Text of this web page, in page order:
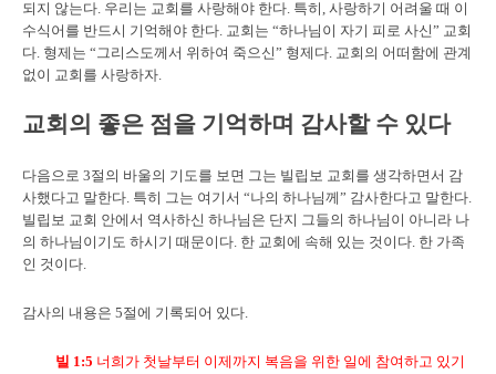
되지 않는다. 우리는 교회를 사랑해야 한다. 특히, 사랑하기 어려울 때 이
수식어를 반드시 기억해야 한다. 교회는 “하나님이 자기 피로 사신” 교회
다. 형제는 “그리스도께서 위하여 죽으신” 형제다. 교회의 어떠함에 관계
없이 교회를 사랑하자.
교회의 좋은 점을 기억하며 감사할 수 있다
다음으로 3절의 바울의 기도를 보면 그는 빌립보 교회를 생각하면서 감
사했다고 말한다. 특히 그는 여기서 “나의 하나님께” 감사한다고 말한다.
빌립보 교회 안에서 역사하신 하나님은 단지 그들의 하나님이 아니라 나
의 하나님이기도 하시기 때문이다. 한 교회에 속해 있는 것이다. 한 가족
인 것이다.
감사의 내용은 5절에 기록되어 있다.
빌 1:5 너희가 첫날부터 이제까지 복음을 위한 일에 참여하고 있기